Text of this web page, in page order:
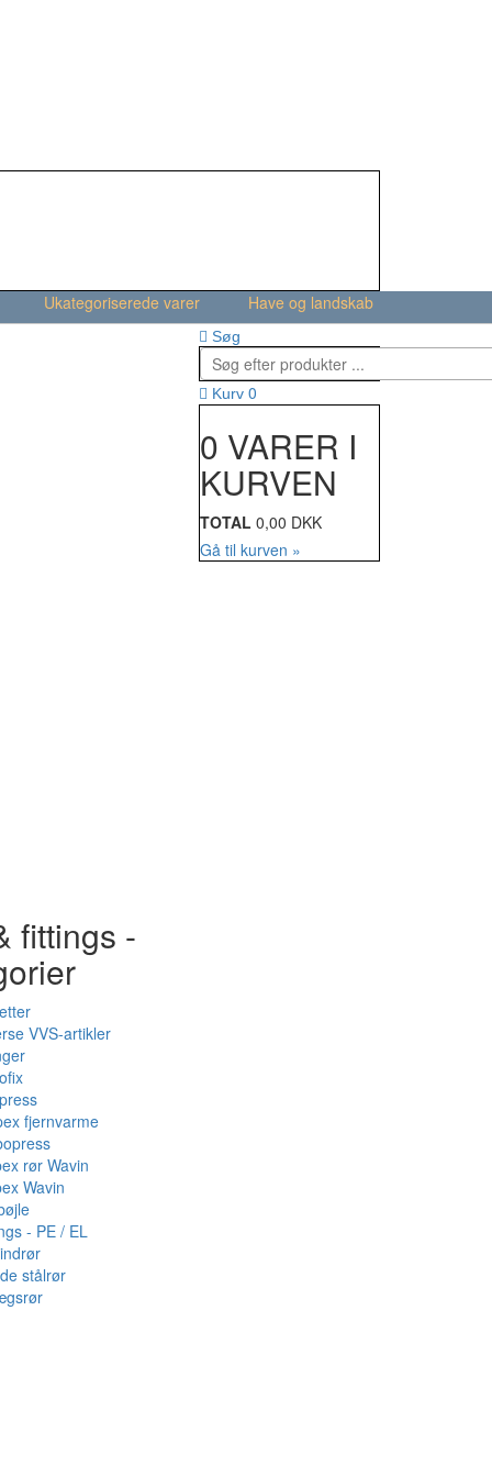
Ukategoriserede varer Have og landskab
fittings -
VVS-artikler
fjernvarme
rør Wavin
Wavin
- PE / EL
stålrør
Søg
Kurv 0
0 VARER I
KURVEN
TOTAL 0,00 DKK
Gå til kurven »